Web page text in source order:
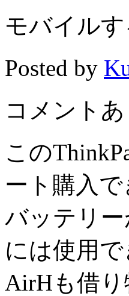
モバイル
Posted by
コメント
この
ート購入
バッテリ
には使用
AirHも借り